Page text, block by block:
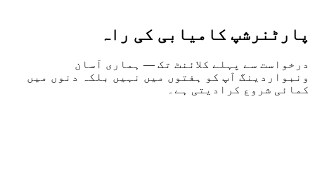
پارٹنرشپ کامیابی کی راہ
درخواست سے پہلے کلائنٹ تک — ہماری آسان
ونبواردینگ آپ کو ہفتوں میں نہیں بلکہ دنوں میں
کمائی شروع کرادیتی ہے۔